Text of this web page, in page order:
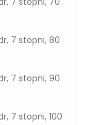
7 stopni, 80
7 stopni, 90
7 stopni, 100